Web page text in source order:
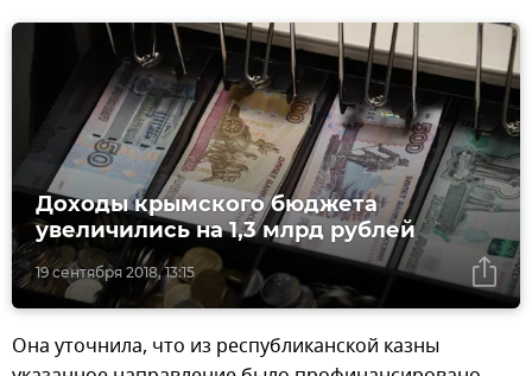
19 сентября 2018, 13:15
Доходы крымского бюджета
увеличились на 1,3 млрд рублей
Она уточнила, что из республиканской казны